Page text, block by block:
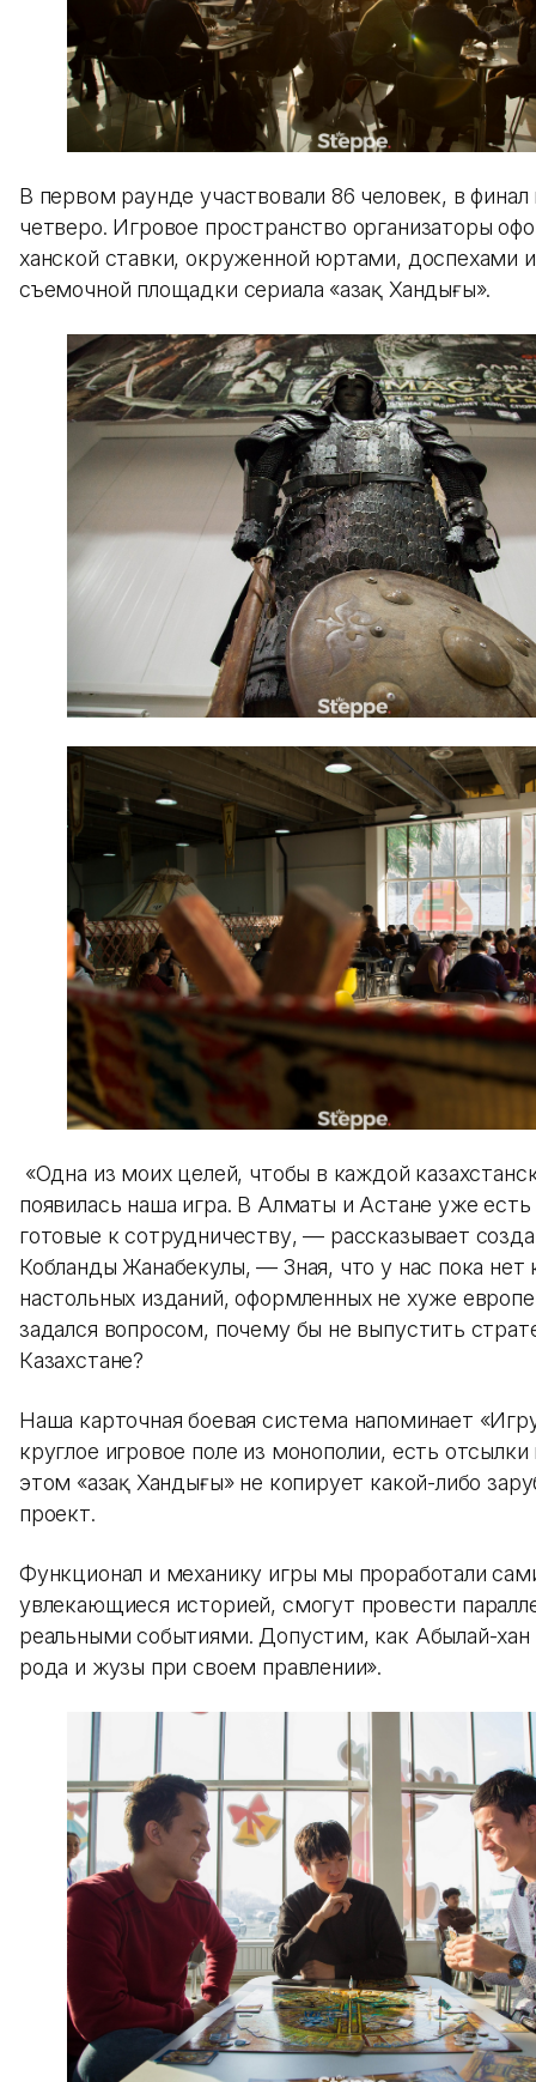
В первом раунде участвовали 86 человек, в
четверо. Игровое пространство организаторы
ханской ставки, окруженной юртами, доспехами
съемочной площадки сериала «Қазақ Хандығы».
«Одна из моих целей, чтобы в каждой
появилась наша игра. В Алматы и Астане уже
готовые к сотрудничеству, — рассказывает
Кобланды Жанабекулы, — Зная, что у нас пока нет
настольных изданий, оформленных не хуже
задался вопросом, почему бы не выпустить
Казахстане?
Наша карточная боевая система напоминает
круглое игровое поле из монополии, есть
этом «Қазақ Хандығы» не копирует какой-либо
проект.
Функционал и механику игры мы проработали
увлекающиеся историей, смогут провести
реальными событиями. Допустим, как Абылай-хан
рода и жузы при своем правлении».